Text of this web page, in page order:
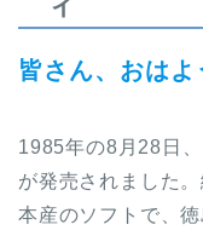
皆さん、おはよ
1985年の8月28日
が発売されました
本産のソフトで、